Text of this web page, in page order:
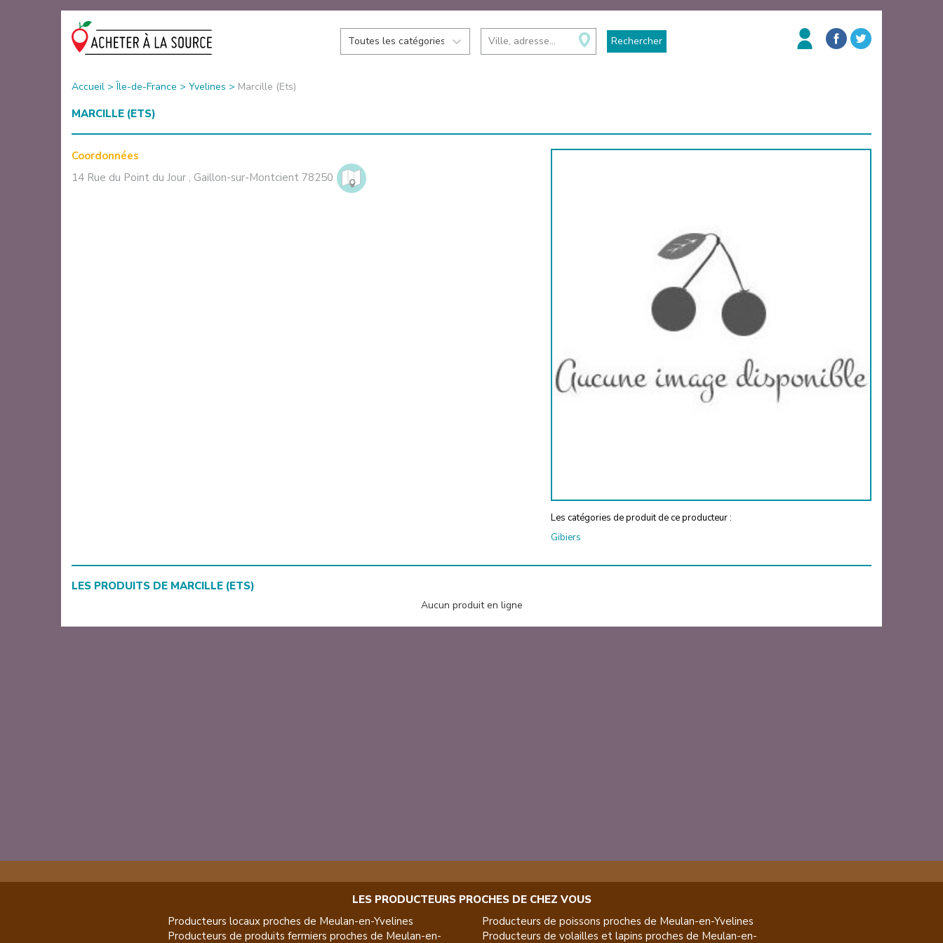
Toutes les catégories Ville, adresse... Rechercher
Accueil >Île-de-France > Yvelines > Marcille (Ets)
MARCILLE (ETS)
Coordonnées
14 Rue du Point du Jour , Gaillon-sur-Montcient 78250
Les catégories de produit de ce producteur :
Gibiers
LES PRODUITS DE MARCILLE (ETS)
Aucun produit en ligne
LES PRODUCTEURS PROCHES DE CHEZ VOUS
Producteurs locaux proches de Meulan-en-Yvelines
Producteurs de produits fermiers proches de Meulan-en-
Producteurs de poissons proches de Meulan-en-Yvelines
Producteurs de volailles et lapins proches de Meulan-en-